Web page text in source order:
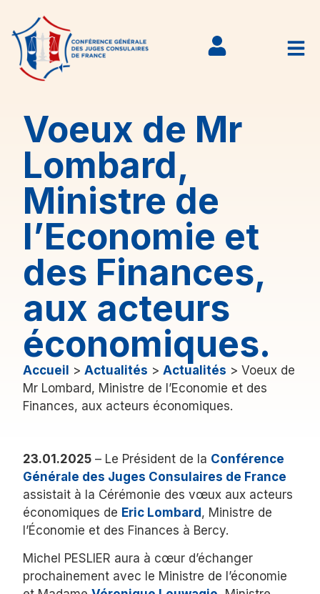
Voeux de Mr
Lombard,
Ministre de
l’Economie et
des Finances,
aux acteurs
économiques.
Accueil >Actualités >Actualités >Voeux de
Mr Lombard, Ministre de l’Economie et des
Finances, aux acteurs économiques.
23.01.2025 – Le Président de la Conférence
Générale des Juges Consulaires de France
assistait à la Cérémonie des vœux aux acteurs
économiques de Eric Lombard, Ministre de
l’Économie et des Finances à Bercy.
Michel PESLIER aura à cœur d’échanger
prochainement avec le Ministre de l’économie